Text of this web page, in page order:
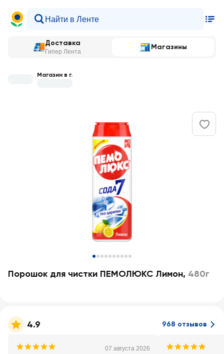
Доставка
Гипер Лента
Магазины
Магазин в г.
Порошок для чистки ПЕМОЛЮКС Лимон, 480г
4.9 968 отзывов
07 августа 2026